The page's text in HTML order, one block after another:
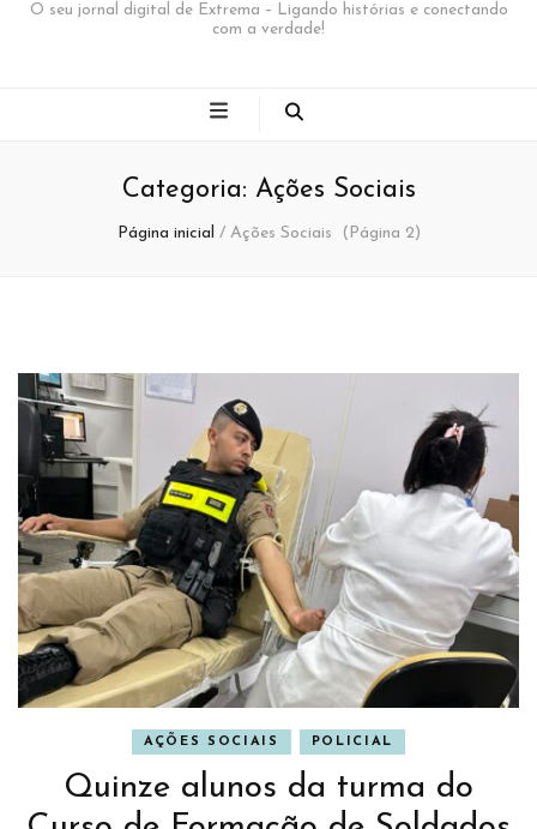
O seu jornal digital de Extrema – Ligando histórias e conectando
com a verdade!
Categoria: Ações Sociais
Página inicial / Ações Sociais (Página 2)
AÇÕES SOCIAIS POLICIAL
Quinze alunos da turma do